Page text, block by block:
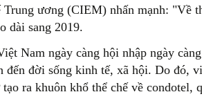
ương (CIEM) nhấn mạnh: "Về
dài sang 2019.
Nam ngày càng hội nhập ngày
đến đời sống kinh tế, xã hội. Do đó,
ra khuôn khổ thể chế về